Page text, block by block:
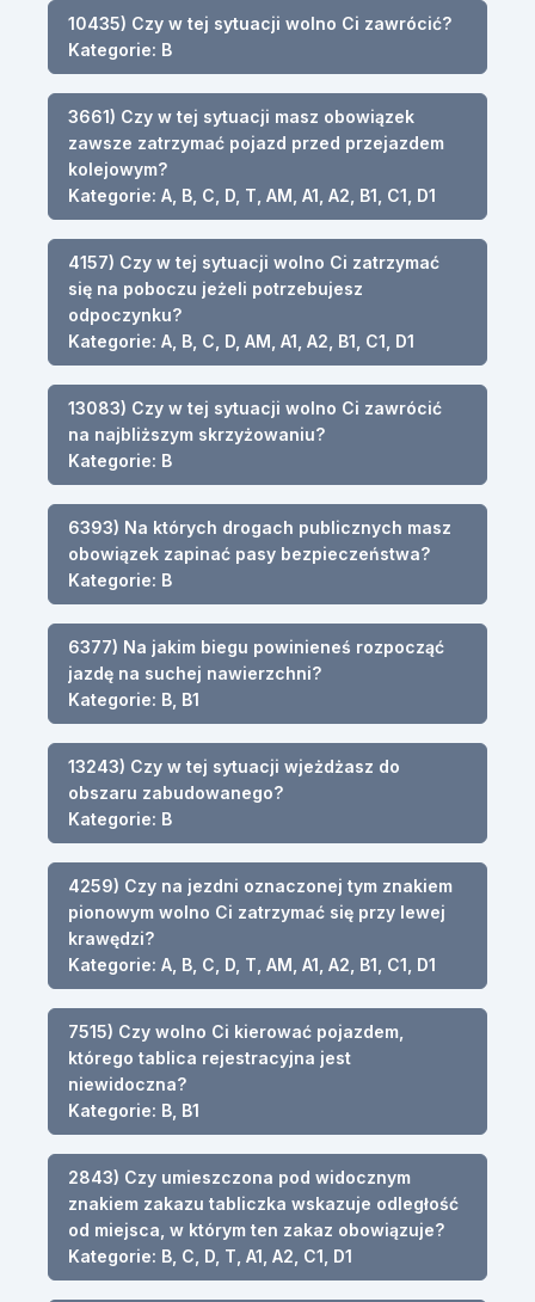
10435) Czy w tej sytuacji wolno Ci zawrócić?
Kategorie: B
3661) Czy w tej sytuacji masz obowiązek
zawsze zatrzymać pojazd przed przejazdem
kolejowym?
Kategorie: A, B, C, D, T, AM, A1, A2, B1, C1, D1
4157) Czy w tej sytuacji wolno Ci zatrzymać
się na poboczu jeżeli potrzebujesz
odpoczynku?
Kategorie: A, B, C, D, AM, A1, A2, B1, C1, D1
13083) Czy w tej sytuacji wolno Ci zawrócić
na najbliższym skrzyżowaniu?
Kategorie: B
6393) Na których drogach publicznych masz
obowiązek zapinać pasy bezpieczeństwa?
Kategorie: B
6377) Na jakim biegu powinieneś rozpocząć
jazdę na suchej nawierzchni?
Kategorie: B, B1
13243) Czy w tej sytuacji wjeżdżasz do
obszaru zabudowanego?
Kategorie: B
4259) Czy na jezdni oznaczonej tym znakiem
pionowym wolno Ci zatrzymać się przy lewej
krawędzi?
Kategorie: A, B, C, D, T, AM, A1, A2, B1, C1, D1
7515) Czy wolno Ci kierować pojazdem,
którego tablica rejestracyjna jest
niewidoczna?
Kategorie: B, B1
2843) Czy umieszczona pod widocznym
znakiem zakazu tabliczka wskazuje odległość
od miejsca, w którym ten zakaz obowiązuje?
Kategorie: B, C, D, T, A1, A2, C1, D1